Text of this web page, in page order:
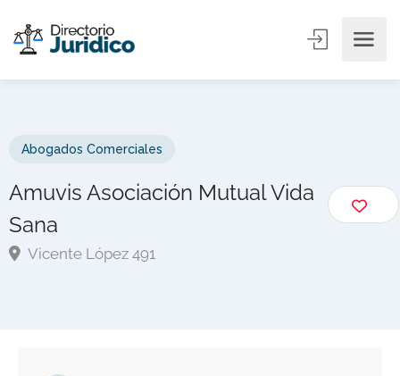
Abogados Comerciales
Amuvis Asociación Mutual Vida
Sana
Vicente López 491